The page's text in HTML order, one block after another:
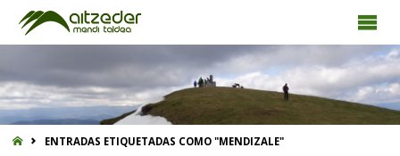
INICIOENTRADAS ETIQUETADAS COMO "MENDIZALE"